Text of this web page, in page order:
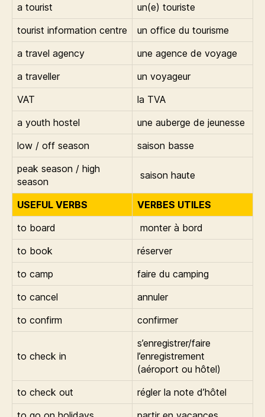
a tourist
un(e) touriste
tourist information centre
un office du tourisme
a travel agency
une agence de voyage
a traveller
un voyageur
VAT
la TVA
a youth hostel
une auberge de jeunesse
low / off season
saison basse
peak season / high
season
saison haute
USEFUL VERBS
VERBES UTILES
to board
monter à bord
to book
réserver
to camp
faire du camping
to cancel
annuler
to confirm
confirmer
to check in
s’enregistrer/faire
l’enregistrement
(aéroport ou hôtel)
to check out
régler la note d’hôtel